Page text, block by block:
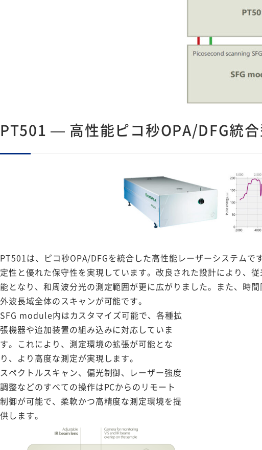
PT501 — 高性能ピコ秒OPA/DFG統合
PT501は、ピコ秒OPA/DFGを統合した高性能レーザーシステム
定性と優れた保守性を実現しています。改良された設計により、
能となり、和周波分光の測定範囲が更に広がりました。また、時
外波長域全体のスキャンが可能です。
SFG module内はカスタマイズ可能で、各種拡
張機器や追加装置の組み込みに対応していま
す。これにより、測定環境の拡張が可能とな
り、より高度な測定が実現します。
スペクトルスキャン、偏光制御、レーザー強度
調整などのすべての操作はPCからのリモート
制御が可能で、柔軟かつ高精度な測定環境を提
供します。